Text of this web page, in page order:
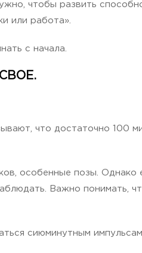
чтобы развить
или работа».
с начала.
что достаточно 100
особенные позы. Однако
Важно понимать,
сиюминутным